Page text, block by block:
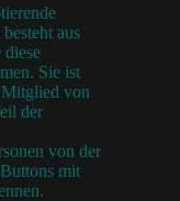
aus
diese
Sie ist
Mitglied von
der
von der
mit